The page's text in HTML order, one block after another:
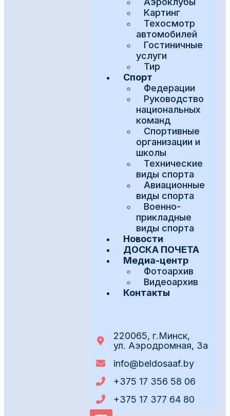
Картинг
Техосмотр
автомобилей
Гостиничные
услуги
Тир
Спорт
Федерации
Руководство
национальных
команд
Спортивные
организации и
школы
Технические
виды спорта
Авиационные
виды спорта
Военно-
прикладные
виды спорта
Новости
ДОСКА ПОЧЕТА
Медиа-центр
Фотоархив
Видеоархив
Контакты
220065, г.Минск,
ул. Аэродромная, 3а
info@beldosaaf.by
+375 17 356 58 06
+375 17 377 64 80